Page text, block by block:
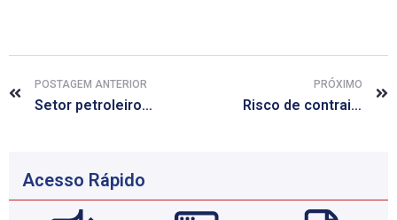
POSTAGEM ANTERIOR
Setor petroleiro do país deve investir R$ 30 bi em pesquisa científica
PRÓXIMO
Risco de contrair hepatite C por via sexual é maior do que se pensava
Acesso Rápido